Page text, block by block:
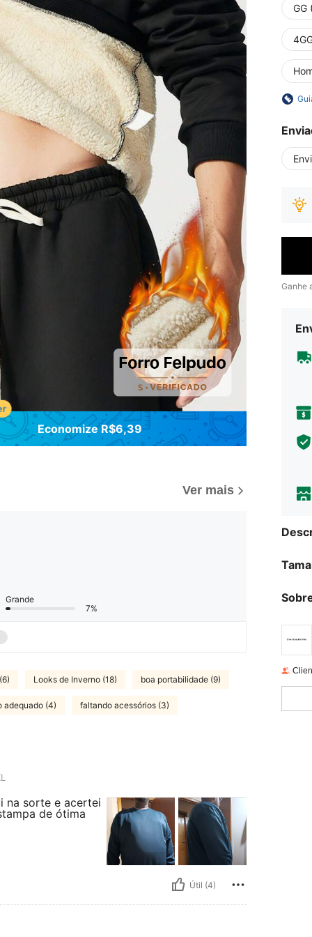
Economize R$6,39
Ver mais
Grande
7%
Looks de Inverno (18) boa portabilidade (9)
adequado (4) faltando acessórios (3)
na sorte e acertei
de ótima
Útil (4)
GG
Ganhe